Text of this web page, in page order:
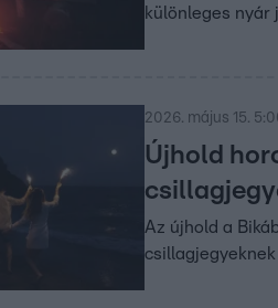
különleges nyár
2026. május 15.
Újhold
Az újhold a